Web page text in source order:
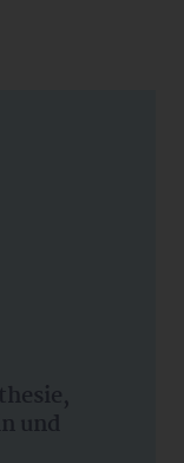
und